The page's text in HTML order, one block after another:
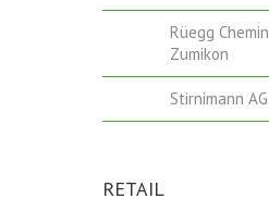
Rüegg
Zumikon
Stirnimann
RETAIL